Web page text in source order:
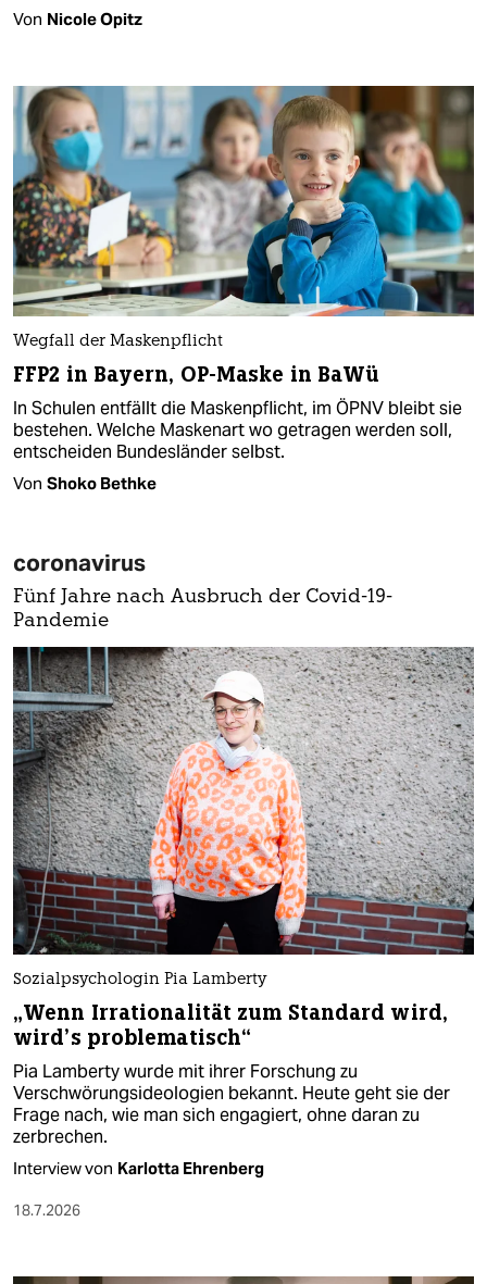
Von Nicole Opitz
Wegfall der Maskenpflicht
FFP2 in Bayern, OP-Maske in BaWü
In Schulen entfällt die Maskenpflicht, im ÖPNV bleibt sie
bestehen. Welche Maskenart wo getragen werden soll,
entscheiden Bundesländer selbst.
Von Shoko Bethke
coronavirus
Fünf Jahre nach Ausbruch der Covid-19-
Pandemie
Sozialpsychologin Pia Lamberty
„Wenn Irrationalität zum Standard wird,
wird’s problematisch“
Pia Lamberty wurde mit ihrer Forschung zu
Verschwörungsideologien bekannt. Heute geht sie der
Frage nach, wie man sich engagiert, ohne daran zu
zerbrechen.
Interview von Karlotta Ehrenberg
18.7.2026